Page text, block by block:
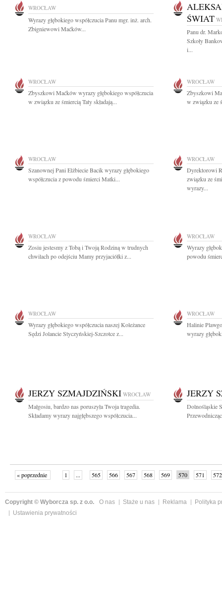
WROCŁAW
Wyrazy głębokiego współczucia Panu mgr. inż. arch.
Zbigniewowi Maćków...
ŚWIAT
Panu dr.
Szkoły
i...
WROCŁAW
Zbyszkowi Maćków wyrazy głębokiego współczucia
w związku ze śmiercią Taty składają...
WROCŁAW
Zbyszkowi
w związku ze
WROCŁAW
Szanownej Pani Elżbiecie Bacik wyrazy głębokiego
współczucia z powodu śmierci Matki...
WROCŁAW
Dyrektorowi
związku ze
wyrazy...
WROCŁAW
Zosiu jestesmy z Tobą i Twoją Rodziną w trudnych
chwilach po odejściu Mamy przyjaciółki z...
WROCŁAW
Wyrazy
powodu
WROCŁAW
Wyrazy głębokiego współczucia naszej Koleżance
Sędzi Jolancie Styczyńskiej-Szczotce z...
WROCŁAW
Halinie
wyrazy
JERZY SZMAJDZIŃSKI WROCŁAW
Małgosiu, bardzo nas poruszyła Twoja tragedia.
Składamy wyrazy najgłębszego współczucia...
JERZY
Dolnośląskie
« poprzednie 1 ... 565 566 567 568 569 570 571
572
Copyright © Wyborcza sp. z o.o. O nas Staże u nas Reklama
Polityka
Ustawienia prywatności